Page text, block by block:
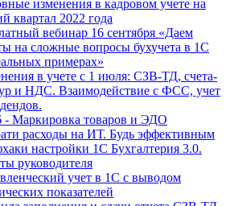
изменения в кадровом учете на
квартал 2022 года
вебинар 16 сентября «Даем
на сложные вопросы бухучета в 1С
примерах»
в учете с 1 июля: СЗВ-ТД, счета-
и НДС. Взаимодействие с ФСС, учет
- Маркировка товаров и ЭДО
расходы на ИТ. Будь эффективным
настройки 1С Бухгалтерия 3.0.
руководителя
учет в 1С с выводом
показателей